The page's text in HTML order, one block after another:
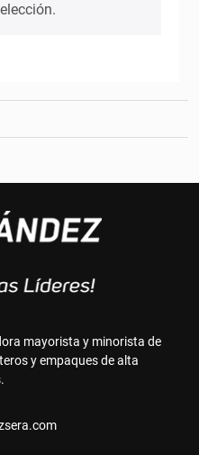
mayorista y minorista de
y empaques de alta